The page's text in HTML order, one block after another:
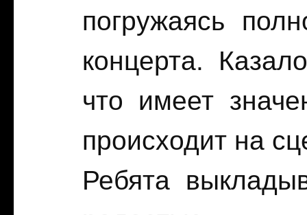
погружаясь
концерта.
что имеет
происходит на
Ребята